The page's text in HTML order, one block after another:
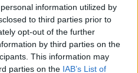
information utilized by
to third parties prior to
opt-out of the further
by third parties on the
This information may
parties on the IAB’s List of
LinkedInTumblr Telegram